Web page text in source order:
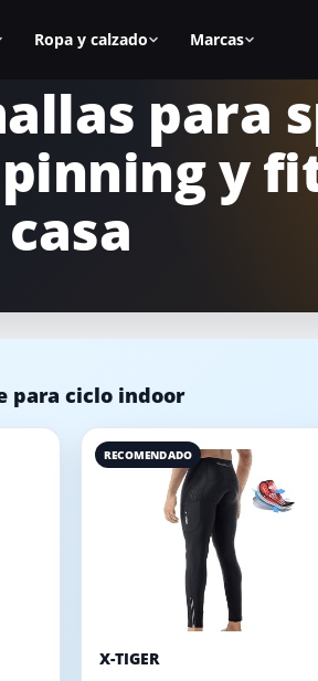
Ropa y calzado
spinning
mujer
hombre
zapatillas
Marcas
BH Fitness
Cecotec
Salter
para
y
casa
para ciclo indoor
RECOMENDADO
X-TIGER